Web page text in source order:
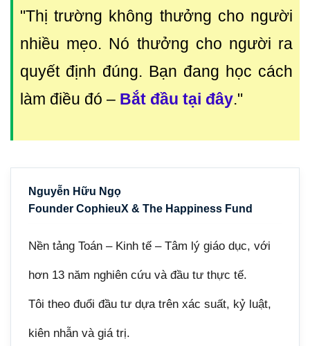
"Thị trường không thưởng cho người
nhiều mẹo. Nó thưởng cho người ra
quyết định đúng. Bạn đang học cách
làm điều đó – Bắt đầu tại đây."
Nguyễn Hữu Ngọ
Founder CophieuX & The Happiness Fund
Nền tảng Toán – Kinh tế – Tâm lý giáo dục, với
hơn 13 năm nghiên cứu và đầu tư thực tế.
Tôi theo đuổi đầu tư dựa trên xác suất, kỷ luật,
kiên nhẫn và giá trị.